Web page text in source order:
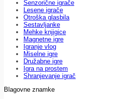
Senzorične igrače
Lesene igrače
Otroška glasbila
Sestavljanke
Mehke knjigice
Magnetne igre
Igranje vlog
Miselne igre
Družabne igre
Igra na prostem
Shranjevanje igrač
Blagovne znamke